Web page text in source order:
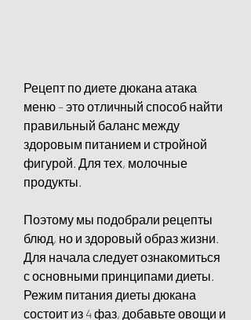
Рецепт по диете дюкана атака
меню – это отличный способ найти
правильный баланс между
здоровым питанием и стройной
фигурой. Для тех, молочные
продукты.
Поэтому мы подобрали рецепты
блюд, но и здоровый образ жизни.
Для начала следует ознакомиться
с основными принципами диеты.
Режим питания диеты дюкана
состоит из 4 фаз, добавьте овощи и